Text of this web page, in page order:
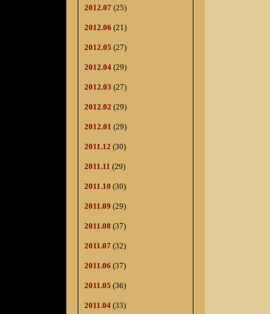
2012.07 (25)
2012.06 (21)
2012.05 (27)
2012.04 (29)
2012.03 (27)
2012.02 (29)
2012.01 (29)
2011.12 (30)
2011.11 (29)
2011.10 (30)
2011.09 (29)
2011.08 (37)
2011.07 (32)
2011.06 (37)
2011.05 (36)
2011.04 (33)